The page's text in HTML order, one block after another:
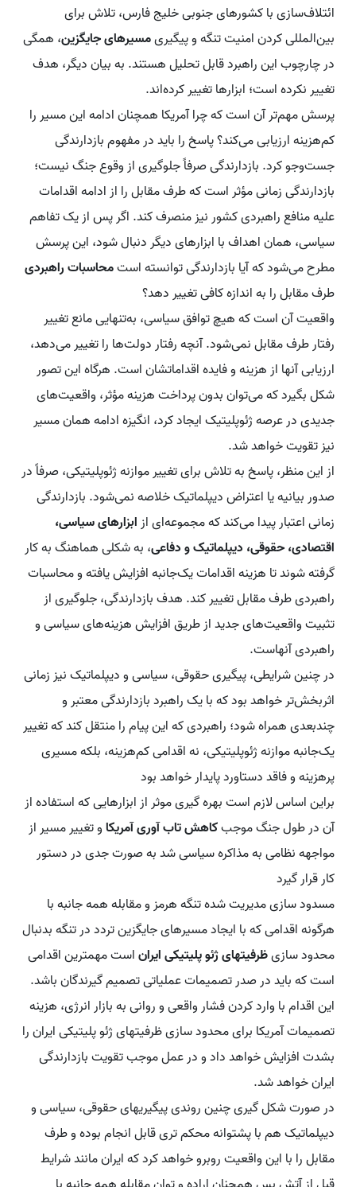
ائتلاف‌سازی با کشورهای جنوبی خلیج فارس، تلاش برای
بین‌المللی کردن امنیت تنگه و پیگیریمسیرهای جایگزین، همگی
در چارچوب این راهبرد قابل تحلیل هستند. به بیان دیگر، هدف
تغییر نکرده است؛ ابزارها تغییر کرده‌اند.
پرسش مهم‌تر آن است که چرا آمریکا همچنان ادامه این مسیر را
کم‌هزینه ارزیابی می‌کند؟ پاسخ را باید در مفهوم بازدارندگی
جست‌وجو کرد. بازدارندگی صرفاً جلوگیری از وقوع جنگ نیست؛
بازدارندگی زمانی مؤثر است که طرف مقابل را از ادامه اقدامات
علیه منافع راهبردی کشور نیز منصرف کند. اگر پس از یک تفاهم
سیاسی، همان اهداف با ابزارهای دیگر دنبال شود، این پرسش
مطرح می‌شود که آیا بازدارندگی توانسته استمحاسبات راهبردی
طرف مقابل را به اندازه کافی تغییر دهد؟
واقعیت آن است که هیچ توافق سیاسی، به‌تنهایی مانع تغییر
رفتار طرف مقابل نمی‌شود. آنچه رفتار دولت‌ها را تغییر می‌دهد،
ارزیابی آنها از هزینه و فایده اقداماتشان است. هرگاه این تصور
شکل بگیرد که می‌توان بدون پرداخت هزینه مؤثر، واقعیت‌های
جدیدی در عرصه ژئوپلیتیک ایجاد کرد، انگیزه ادامه همان مسیر
نیز تقویت خواهد شد.
از این منظر، پاسخ به تلاش برای تغییر موازنه ژئوپلیتیکی، صرفاً در
صدور بیانیه یا اعتراض دیپلماتیک خلاصه نمی‌شود. بازدارندگی
زمانی اعتبار پیدا می‌کند که مجموعه‌ای ازابزارهای سیاسی،
اقتصادی، حقوقی، دیپلماتیک و دفاعی، به شکلی هماهنگ به کار
گرفته شوند تا هزینه اقدامات یک‌جانبه افزایش یافته و محاسبات
راهبردی طرف مقابل تغییر کند. هدف بازدارندگی، جلوگیری از
تثبیت واقعیت‌های جدید از طریق افزایش هزینه‌های سیاسی و
راهبردی آنهاست.
در چنین شرایطی، پیگیری حقوقی، سیاسی و دیپلماتیک نیز زمانی
اثربخش‌تر خواهد بود که با یک راهبرد بازدارندگی معتبر و
چندبعدی همراه شود؛ راهبردی که این پیام را منتقل کند که تغییر
یک‌جانبه موازنه ژئوپلیتیکی، نه اقدامی کم‌هزینه، بلکه مسیری
پرهزینه و فاقد دستاورد پایدار خواهد بود
براین اساس لازم است بهره گیری موثر از ابزارهایی که استفاده از
آن در طول جنگ موجبکاهش تاب آوری آمریکاو تغییر مسیر از
مواجهه نظامی به مذاکره سیاسی شد به صورت جدی در دستور
کار قرار گیرد
مسدود سازی مدیریت شده تنگه هرمز و مقابله همه جانبه با
هرگونه اقدامی که با ایجاد مسیرهای جایگزین تردد در تنگه بدنبال
محدود سازیظرفیتهای ژئو پلیتیکی ایراناست مهمترین اقدامی
است که باید در صدر تصمیمات عملیاتی تصمیم گیرندگان باشد.
این اقدام با وارد کردن فشار واقعی و روانی به بازار انرژی، هزینه
تصمیمات آمریکا برای محدود سازی ظرفیتهای ژئو پلیتیکی ایران را
بشدت افزایش خواهد داد و در عمل موجب تقویت بازدارندگی
ایران خواهد شد.
در صورت شکل گیری چنین روندی پیگیریهای حقوقی، سیاسی و
دیپلماتیک هم با پشتوانه محکم تری قابل انجام بوده و طرف
مقابل را با این واقعیت روبرو خواهد کرد که ایران مانند شرایط